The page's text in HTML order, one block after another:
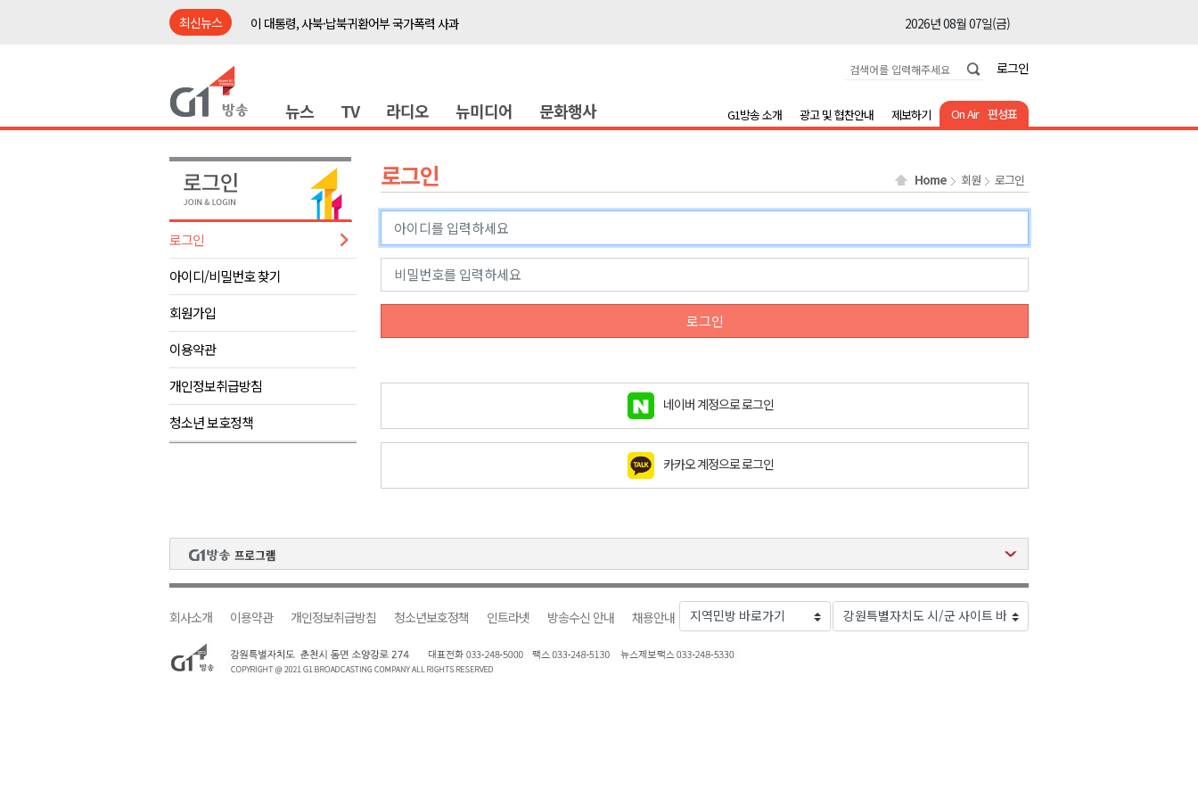
최신뉴스
이 대통령, 사북·납북귀환어부 국가폭력 사과
2026년 08월 07일(금)
2026년 08월 07일(금)
이광재 국회 예결위원장, 강릉시 초청 특별 강연
2026년 08월 07일(금)
육동한 시장, 국제스케이트장 춘천 유치 건의
영월군, 국·도비 확보 보고회 개최
2026년 08월 07일(금)
삼척 공공산후조리원 이전 시급
강원자치도교육청 교감급 이상 387명 인사
2026년 08월 07일(금)
도-시군 첫 간담회..우상호 "하나된 공동체"
이 대통령, 사북·납북귀환어부 국가폭력 사과
2026년 08월 07일(금)
여름축제 더위와 전쟁..물놀이 접목
2026년 08월 07일(금)
강원도, 최휘영 문체부장관과 정책간담회
이광재 국회 예결위원장, 강릉시 초청 특별 강연
검찰청 폐지..해결 과제 산적
강원자치도교육청 교감급 이상 387명 인사
2026년 08월 07일(금)
로그인
뉴스 TV 라디오 뉴미디어 문화행사 On Air 편성표
G1방송 소개 광고 및 협찬안내 제보하기
로그인
아이디/비밀번호 찾기
회원가입
이용약관
개인정보취급방침
청소년 보호정책
로그인 Home 회원 로그인
로그인
네이버 계정으로 로그인
카카오 계정으로 로그인
회사소개 이용약관 개인정보취급방침 청소년보호정책 인트라넷 방송수신 안내 채용안내